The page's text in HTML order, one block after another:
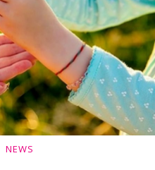
NEWS